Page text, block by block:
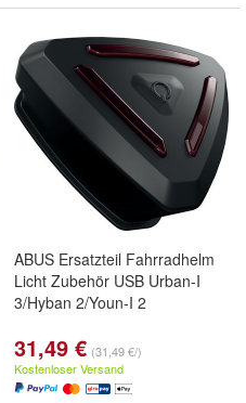
ABUS Ersatzteil Fahrradhelm
Licht Zubehör USB Urban-I
3/Hyban 2/Youn-I 2
31,49 € (31,49 €/)
Kostenloser Versand